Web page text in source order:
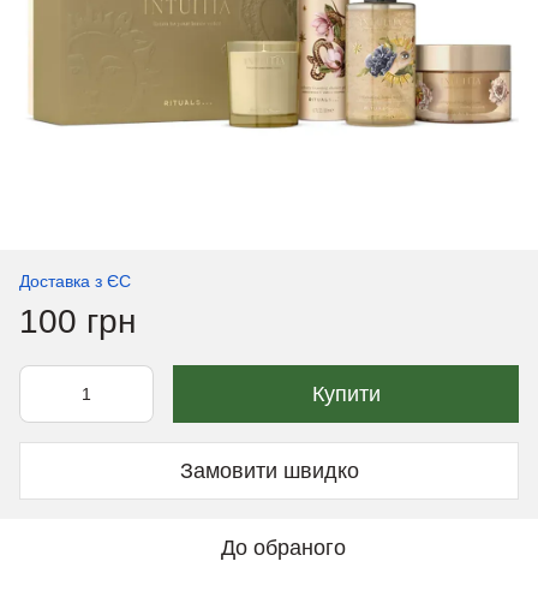
Доставка з ЄС
100 грн
Купити
Замовити швидко
До обраного